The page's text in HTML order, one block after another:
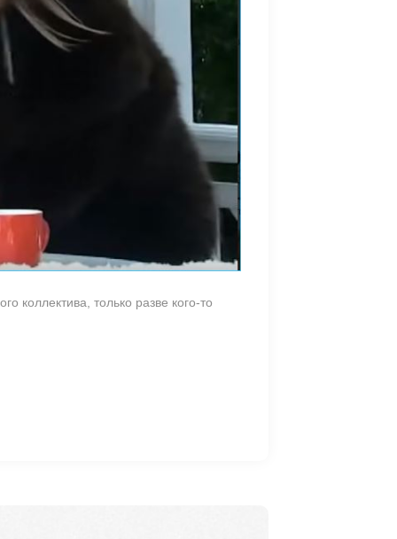
коллектива, только разве кого-то